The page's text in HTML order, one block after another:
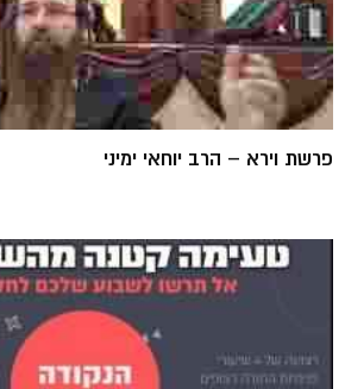
פרשת וירא – הרב יוחאי ימיני